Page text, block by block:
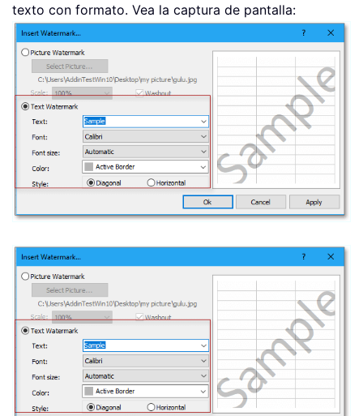
texto con formato. Vea la captura de pantalla: